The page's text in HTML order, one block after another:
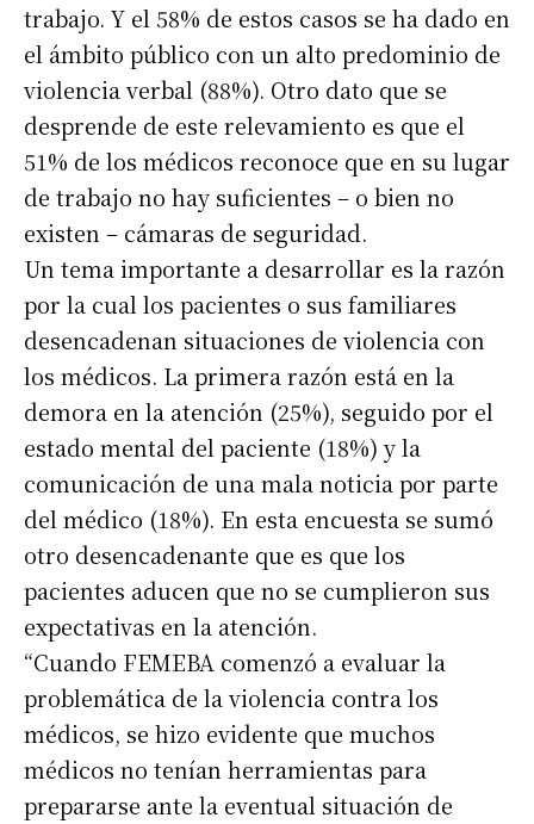
trabajo. Y el 58% de estos casos se ha dado en
el ámbito público con un alto predominio de
violencia verbal (88%). Otro dato que se
desprende de este relevamiento es que el
51% de los médicos reconoce que en su lugar
de trabajo no hay suficientes – o bien no
existen – cámaras de seguridad.
Un tema importante a desarrollar es la razón
por la cual los pacientes o sus familiares
desencadenan situaciones de violencia con
los médicos. La primera razón está en la
demora en la atención (25%), seguido por el
estado mental del paciente (18%) y la
comunicación de una mala noticia por parte
del médico (18%). En esta encuesta se sumó
otro desencadenante que es que los
pacientes aducen que no se cumplieron sus
expectativas en la atención.
“Cuando FEMEBA comenzó a evaluar la
problemática de la violencia contra los
médicos, se hizo evidente que muchos
médicos no tenían herramientas para
prepararse ante la eventual situación de